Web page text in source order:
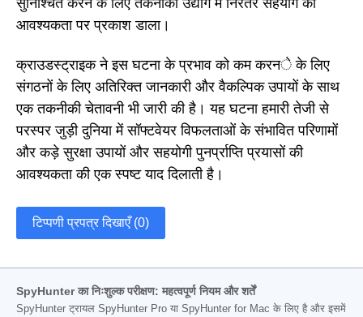
आवश्यकता पर प्रकाश डाला।
क्राउडस्ट्राइक ने इस घटना के प्रभाव को कम करने के लिए
संगठनों के लिए अतिरिक्त जानकारी और वैकल्पिक उपायों के साथ
एक तकनीकी चेतावनी भी जारी की है। यह घटना हमारी तेजी से
परस्पर जुड़ी दुनिया में सॉफ्टवेयर विफलताओं के संभावित परिणामों
और कड़े सुरक्षा उपायों और सहयोगी पुनर्प्राप्ति प्रयासों की
आवश्यकता की एक स्पष्ट याद दिलाती है।
टिप्पणी प्रपत्र दिखाएँ (0)
SpyHunter का निःशुल्क परीक्षण: महत्वपूर्ण नियम और शर्तें
SpyHunter ट्रायल SpyHunter Pro या SpyHunter for Mac के लिए है और इसमें